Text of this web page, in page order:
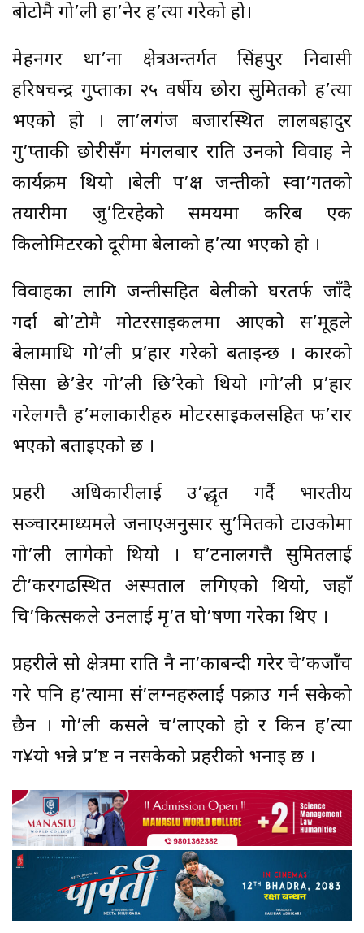
बोटोमै गो’ली हा’नेर ह’त्या गरेको हो।
मेहनगर था’ना क्षेत्रअन्तर्गत सिंहपुर निवासी
हरिषचन्द्र गुप्ताका २५ वर्षीय छोरा सुमितको ह’त्या
भएको हो । ला’लगंज बजारस्थित लालबहादुर
गु’प्ताकी छोरीसँग मंगलबार राति उनको विवाह हुने
कार्यक्रम थियो ।बेहुली प’क्ष जन्तीको स्वा’गतको
तयारीमा जु’टिरहेको समयमा करिब एक
किलोमिटरको दूरीमा बेहुलाको ह’त्या भएको हो ।
विवाहका लागि जन्तीसहित बेहुलीको घरतर्फ जाँदै
गर्दा बो’टोमै मोटरसाइकलमा आएको स’मूहले
बेहुलामाथि गो’ली प्र’हार गरेको बताइन्छ । कारको
सिसा छे’डेर गो’ली छि’रेको थियो ।गो’ली प्र’हार
गरेलगत्तै ह’मलाकारीहरु मोटरसाइकलसहित फ’रार
भएको बताइएको छ ।
प्रहरी अधिकारीलाई उ’द्धृत गर्दै भारतीय
सञ्चारमाध्यमले जनाएअनुसार सु’मितको टाउकोमा
गो’ली लागेको थियो । घ’टनालगत्तै सुमितलाई
टी’करगढस्थित अस्पताल लगिएको थियो, जहाँ
चि’कित्सकले उनलाई मृ’त घो’षणा गरेका थिए ।
प्रहरीले सो क्षेत्रमा राति नै ना’काबन्दी गरेर चे’कजाँच
गरे पनि ह’त्यामा सं’लग्नहरुलाई पक्राउ गर्न सकेको
छैन । गो’ली कसले च’लाएको हो र किन ह’त्या
ग¥यो भन्ने प्र’ष्ट हुन नसकेको प्रहरीको भनाइ छ ।